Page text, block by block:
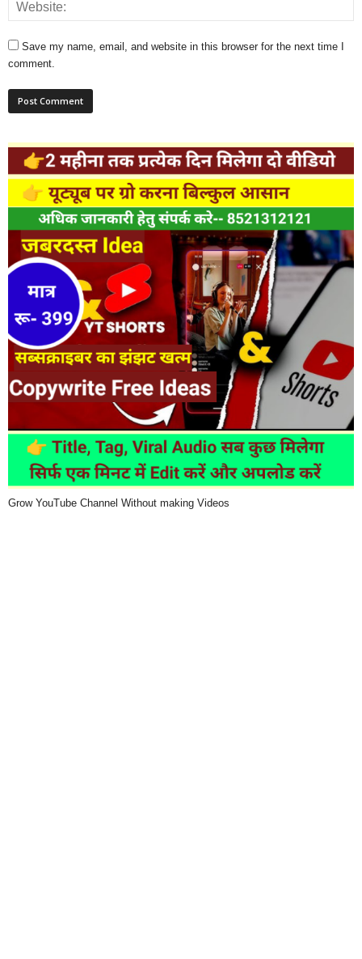
Save my name, email, and website in this browser for the next time I
comment.
Grow YouTube Channel Without making Videos